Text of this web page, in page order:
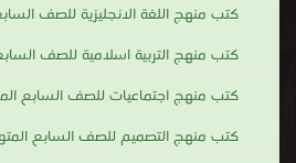
كتب منهج اللغة الانجليزية للصف
كتب منهج التربية اسلامية للصف
كتب منهج اجتماعيات للصف السابع
كتب منهج التصميم للصف السابع